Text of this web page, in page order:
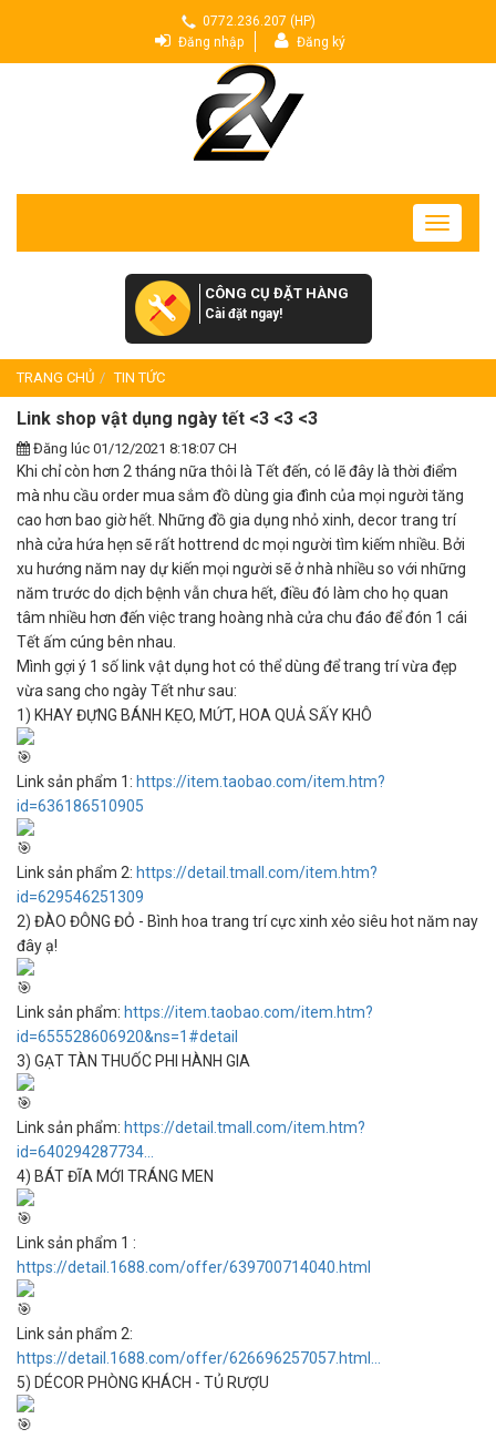
0772.236.207 (HP)
Đăng nhập
Đăng ký
Toggle
CÔNG CỤ ĐẶT HÀNG
Cài đặt ngay!
TRANG CHỦ TIN TỨC
Link shop vật dụng ngày tết <3 <3 <3
Đăng lúc 01/12/2021 8:18:07 CH
Khi chỉ còn hơn 2 tháng nữa thôi là Tết đến, có lẽ đây là thời điểm
mà nhu cầu order mua sắm đồ dùng gia đình của mọi người tăng
cao hơn bao giờ hết. Những đồ gia dụng nhỏ xinh, decor trang trí
nhà cửa hứa hẹn sẽ rất hottrend dc mọi người tìm kiếm nhiều. Bởi
xu hướng năm nay dự kiến mọi người sẽ ở nhà nhiều so với những
năm trước do dịch bệnh vẫn chưa hết, điều đó làm cho họ quan
tâm nhiều hơn đến việc trang hoàng nhà cửa chu đáo để đón 1 cái
Tết ấm cúng bên nhau.
Mình gợi ý 1 số link vật dụng hot có thể dùng để trang trí vừa đẹp
vừa sang cho ngày Tết như sau:
1) KHAY ĐỰNG BÁNH KẸO, MỨT, HOA QUẢ SẤY KHÔ
Link sản phẩm 1: https://item.taobao.com/item.htm?
id=636186510905
Link sản phẩm 2: https://detail.tmall.com/item.htm?
id=629546251309
2) ĐÀO ĐÔNG ĐỎ - Bình hoa trang trí cực xinh xẻo siêu hot năm nay
đây ạ!
Link sản phẩm: https://item.taobao.com/item.htm?
id=655528606920&ns=1#detail
3) GẠT TÀN THUỐC PHI HÀNH GIA
Link sản phẩm: https://detail.tmall.com/item.htm?
id=640294287734...
4) BÁT ĐĨA MỚI TRÁNG MEN
Link sản phẩm 1 :
https://detail.1688.com/offer/639700714040.html
Link sản phẩm 2:
https://detail.1688.com/offer/626696257057.html...
5) DÉCOR PHÒNG KHÁCH - TỦ RƯỢU